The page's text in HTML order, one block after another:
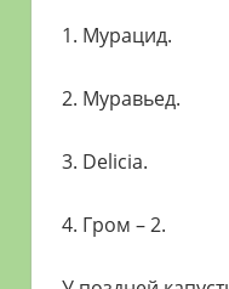
1. Мурацид.
2. Муравьед.
3. Delicia.
4. Гром – 2.